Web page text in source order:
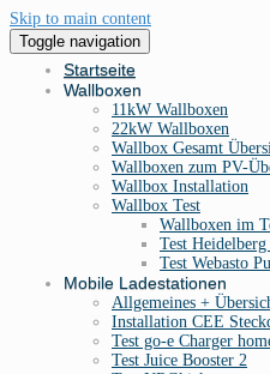
Skip to main content
Toggle navigation
Startseite
Wallboxen
11kW Wallboxen
22kW Wallboxen
Wallbox Gesamt
Wallboxen zum PV-
Wallbox Installation
Wallbox Test
Wallboxen im
Test
Test Webasto
Mobile Ladestationen
Allgemeines +
Installation CEE
Test go-e Charger
Test Juice Booster 2